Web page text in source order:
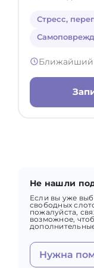
Стресс,
Ближайший
Не нашли
Если вы уже
свободных
пожалуйста,
возможное,
Нужна